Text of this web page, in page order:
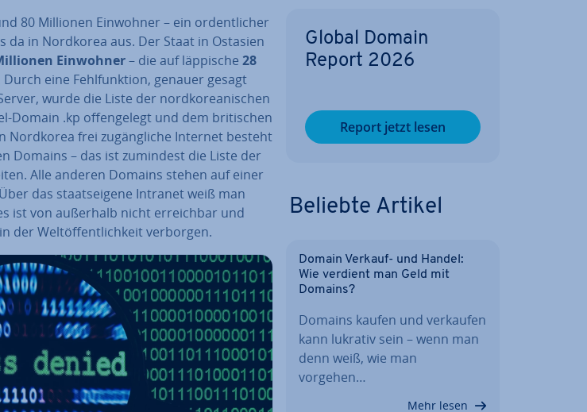
80 Millionen Einwohner – ein or­dent­li­cher
da in Nordkorea aus. Der Staat in Ostasien
Einwohner– die auf läppische 28
eine Fehl­funk­ti­on, genauer gesagt
wurde die Liste der nord­ko­rea­ni­schen
Domain .kp of­fen­ge­legt und dem bri­ti­schen
Nordkorea frei zu­gäng­li­che Internet besteht
Domains – das ist zumindest die Liste der
Alle anderen Domains stehen auf einer
das staats­ei­ge­ne Intranet weiß man
ist von außerhalb nicht er­reich­bar und
der Welt­öf­fent­lich­keit verborgen.
Global Domain
Report 2026
Report jetzt lesen
Beliebte Artikel
Domain Verkauf- und Handel:
Wie verdient man Geld mit
Domains?
Domains kaufen und verkaufen
kann lukrativ sein – wenn man
denn weiß, wie man
vorgehen…
Mehr lesen